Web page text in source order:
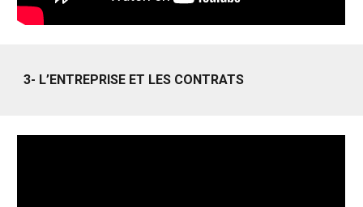
3- L’ENTREPRISE ET LES CONTRATS